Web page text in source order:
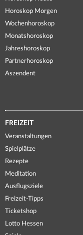
Horoskop Morgen
Wochenhoroskop
Monatshoroskop
Jahreshoroskop
Partnerhoroskop
Aszendent
FREIZEIT
Veranstaltungen
Spielplätze
Rezepte
Meditation
Ausflugsziele
Freizeit-Tipps
Ticketshop
Lotto Hessen